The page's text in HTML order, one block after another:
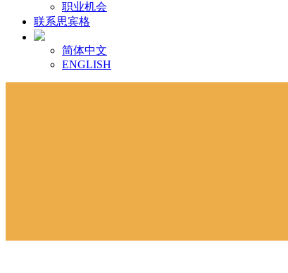
职业机会
联系思宾格
简体中文
ENGLISH